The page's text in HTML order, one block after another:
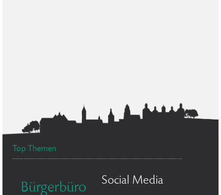
Top Themen
Bürgerbüro
Social Media